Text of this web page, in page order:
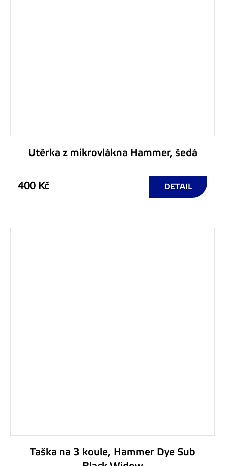
Utěrka z mikrovlákna Hammer, šedá
400 Kč DETAIL
Taška na 3 koule, Hammer Dye Sub